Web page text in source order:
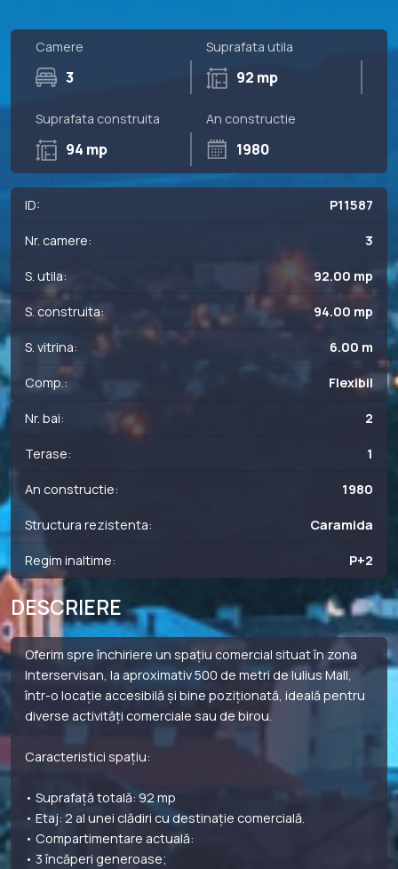
Camere
3
Suprafata utila
92 mp
Suprafata construita
94 mp
An constructie
1980
ID: P11587
Nr. camere: 3
S. utila: 92.00 mp
S. construita: 94.00 mp
S. vitrina: 6.00 m
Comp.: Flexibil
Nr. bai: 2
Terase: 1
An constructie: 1980
Structura rezistenta: Caramida
Regim inaltime: P+2
DESCRIERE
Oferim spre închiriere un spațiu comercial situat în zona
Interservisan, la aproximativ 500 de metri de Iulius Mall,
într-o locație accesibilă și bine poziționată, ideală pentru
diverse activități comerciale sau de birou.
Caracteristici spațiu:
• Suprafață totală: 92 mp
• Etaj: 2 al unei clădiri cu destinație comercială.
• Compartimentare actuală:
• 3 încăperi generoase;